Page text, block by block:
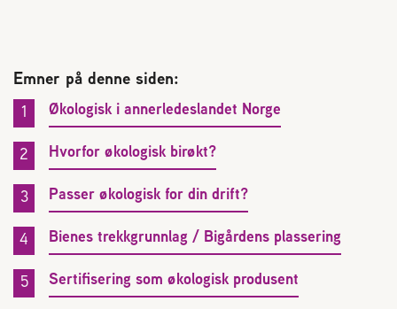
Lover og regler
Plassering av bigård
Sjekkliste for kjøp og salg av bier
Sykdom hos bier
Sukkeravgiftsrefusjon
Emner på denne siden:
Økologisk i annerledeslandet Norge
Hvorfor økologisk birøkt?
Passer økologisk for din drift?
Bienes trekkgrunnlag / Bigårdens plassering
Sertifisering som økologisk produsent